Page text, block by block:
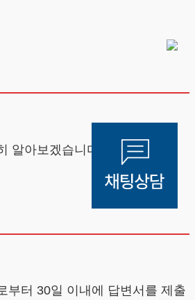
알아보겠습니다.
부터 30일 이내에 답변서를 제출